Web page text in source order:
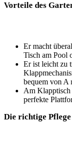
Vorteile des
Er macht
Tisch am Pool
Er ist leicht zu
bequem von A
Am Klapptisch
perfekte
Die richtige